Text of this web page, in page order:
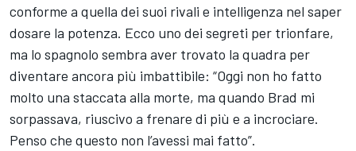
conforme a quella dei suoi rivali e intelligenza nel saper
dosare la potenza. Ecco uno dei segreti per trionfare,
ma lo spagnolo sembra aver trovato la quadra per
diventare ancora più imbattibile: “Oggi non ho fatto
molto una staccata alla morte, ma quando Brad mi
sorpassava, riuscivo a frenare di più e a incrociare.
Penso che questo non l’avessi mai fatto”.